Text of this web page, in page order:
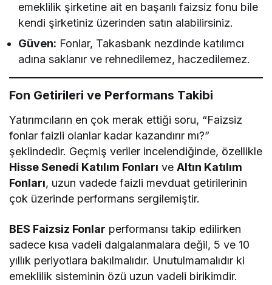
emeklilik şirketine ait en başarılı faizsiz fonu bile
kendi şirketiniz üzerinden satın alabilirsiniz.
Güven: Fonlar, Takasbank nezdinde katılımcı
adına saklanır ve rehnedilemez, haczedilemez.
Fon Getirileri ve Performans Takibi
Yatırımcıların en çok merak ettiği soru, “Faizsiz
fonlar faizli olanlar kadar kazandırır mı?”
şeklindedir. Geçmiş veriler incelendiğinde, özellikle
Hisse Senedi Katılım Fonları veAltın Katılım
Fonları, uzun vadede faizli mevduat getirilerinin
çok üzerinde performans sergilemiştir.
BES Faizsiz Fonlar performansı takip edilirken
sadece kısa vadeli dalgalanmalara değil, 5 ve 10
yıllık periyotlara bakılmalıdır. Unutulmamalıdır ki
emeklilik sisteminin özü uzun vadeli birikimdir.